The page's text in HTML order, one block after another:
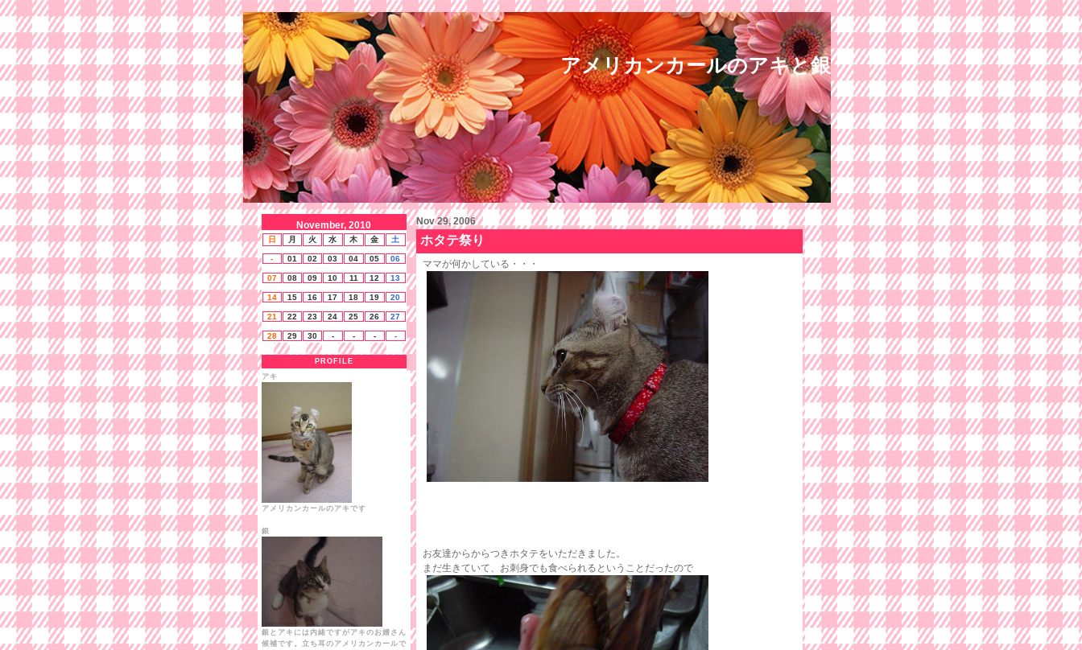
アメリカンカールのアキと銀
November, 2010
日 月 火 水 木 金 土
- 01 02 03 04 05 06
07 08 09 10 11 12 13
14 15 16 17 18 19 20
21 22 23 24 25 26 27
28 29 30 - - - -
PROFILE
アキ
アメリカンカールのアキです
銀
銀とアキには内緒ですがアキのお婿さん
候補です。立ち耳のアメリカンカールで
Nov 29, 2006
ホタテ祭り
ママが何かしている・・・
お友達からからつきホタテをいただきました。
まだ生きていて、お刺身でも食べられるということだったので